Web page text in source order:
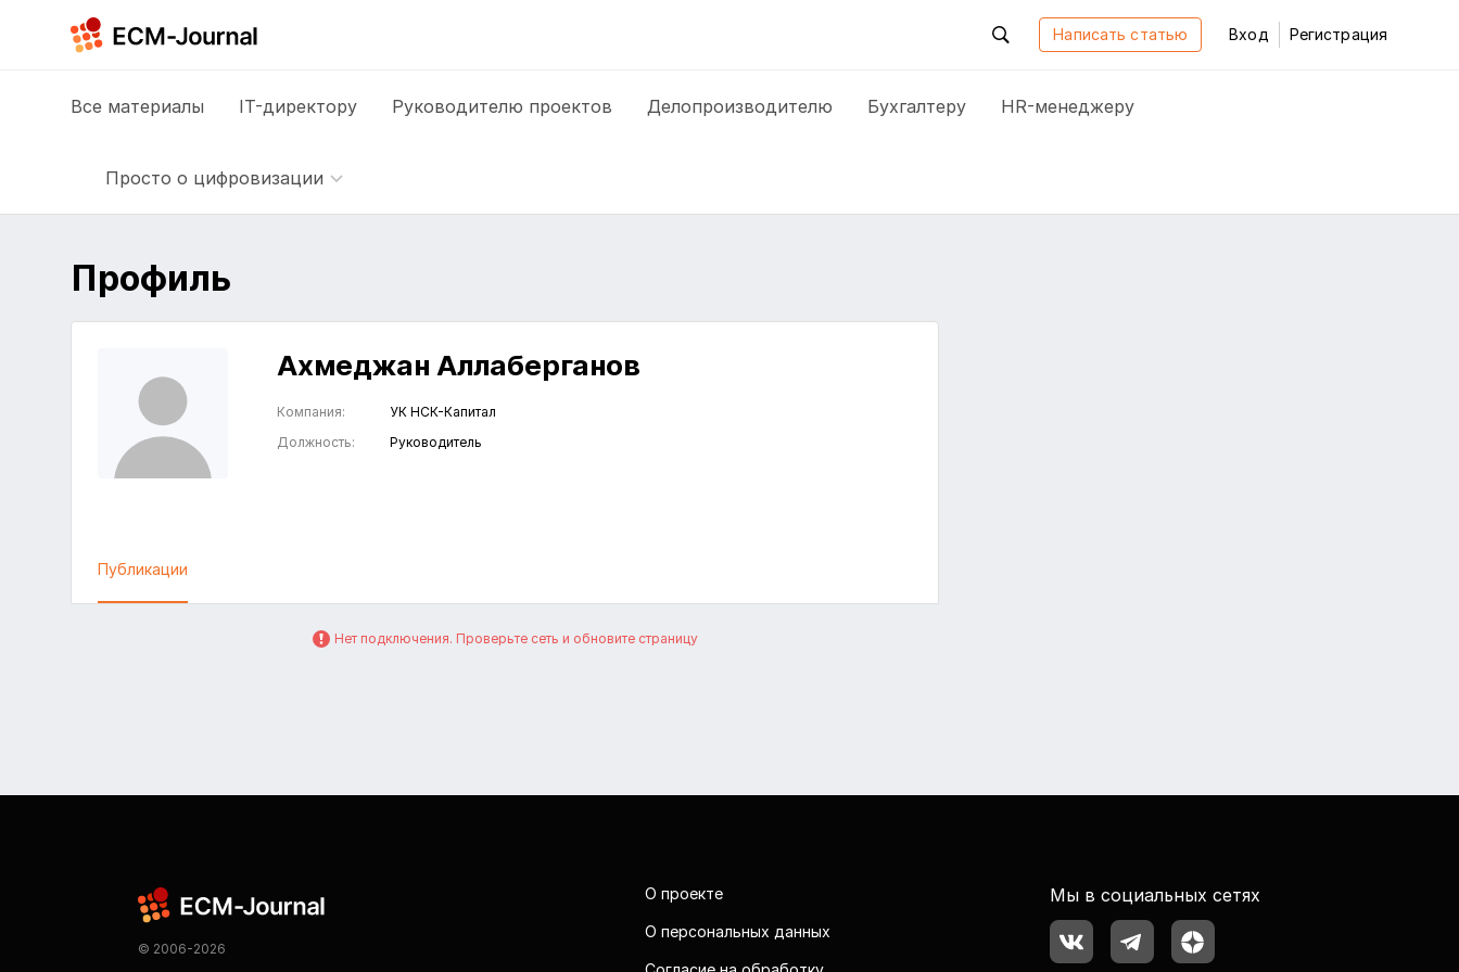
Написать статью Вход Регистрация
Все материалы IT-директору Руководителю проектов Делопроизводителю Бухгалтеру HR-менеджеру
Просто о цифровизации
Профиль
Ахмеджан Аллаберганов
Компания:
УК НСК-Капитал
Должность:
Руководитель
Публикации
Нет подключения. Проверьте сеть и обновите страницу
© 2006-2026
О проекте
О персональных данных
Мы в социальных сетях